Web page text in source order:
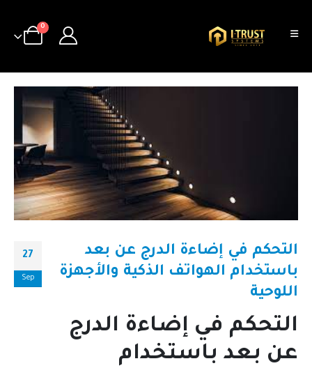
0
27
Sep
التحكم في إضاءة الدرج عن بعد
باستخدام الهواتف الذكية والأجهزة
اللوحية
التحكم في إضاءة الدرج
عن بعد باستخدام